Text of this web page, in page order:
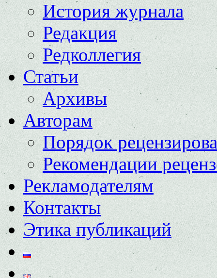
История журнала
Редакция
Редколлегия
Статьи
Архивы
Авторам
Порядок
Рекомендации
Рекламодателям
Контакты
Этика публикаций